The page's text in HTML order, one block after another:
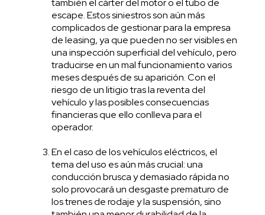
también el cárter del motor o el tubo de
escape. Estos siniestros son aún más
complicados de gestionar para la empresa
de leasing, ya que pueden no ser visibles en
una inspección superficial del vehículo, pero
traducirse en un mal funcionamiento varios
meses después de su aparición. Con el
riesgo de un litigio tras la reventa del
vehículo y las posibles consecuencias
financieras que ello conlleva para el
operador.
En el caso de los vehículos eléctricos, el
tema del uso es aún más crucial: una
conducción brusca y demasiado rápida no
solo provocará un desgaste prematuro de
los trenes de rodaje y la suspensión, sino